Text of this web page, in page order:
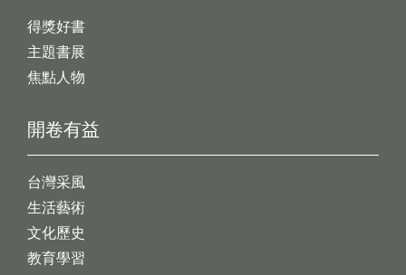
開卷有益
台灣采風
生活藝術
文化歷史
教育學習
得獎好書
主題書展
焦點人物